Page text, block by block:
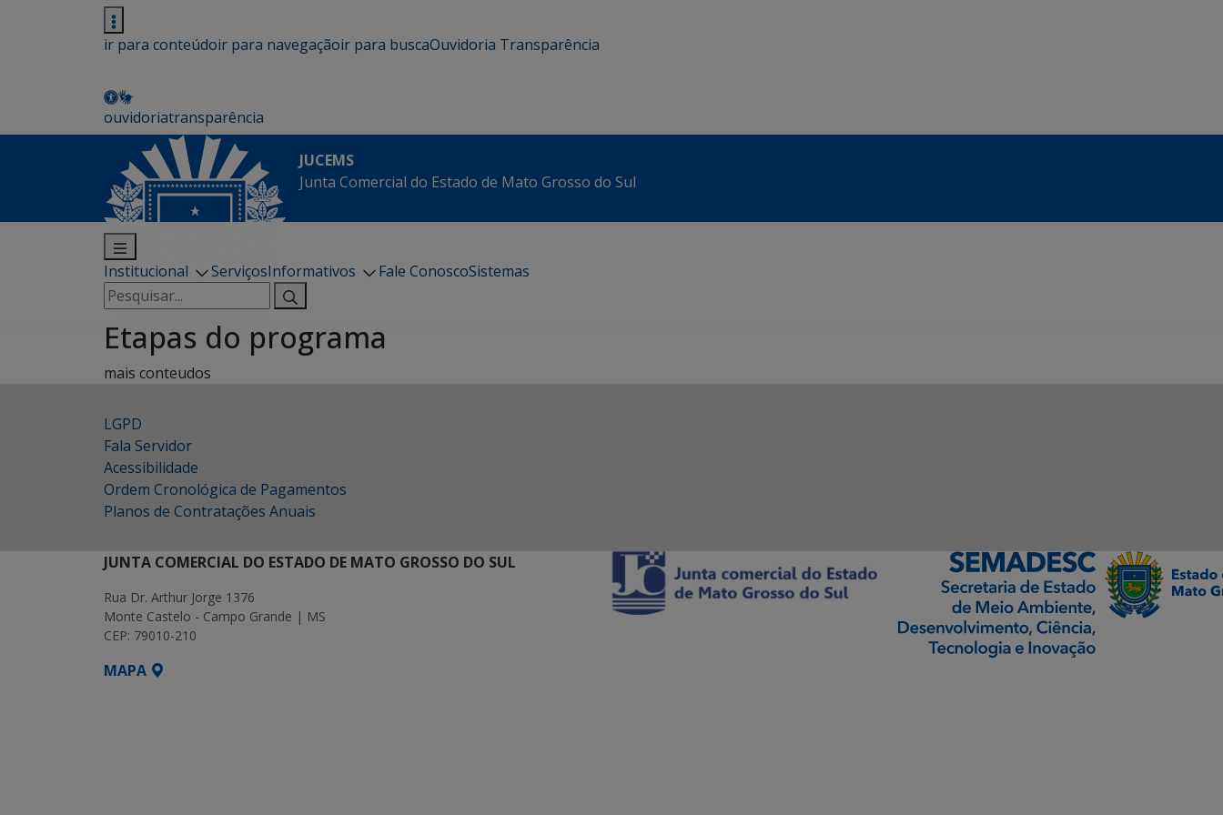
ir para conteúdoir para navegaçãoir para buscaOuvidoria Transparência
ouvidoriatransparência
JUCEMS
Junta Comercial do Estado de Mato Grosso do Sul
Institucional ServiçosInformativos Fale ConoscoSistemas
Pesquisar
por:
Etapas do programa
mais conteudos
LGPD
Fala Servidor
Acessibilidade
Ordem Cronológica de Pagamentos
Planos de Contratações Anuais
JUNTA COMERCIAL DO ESTADO DE MATO GROSSO DO SUL
Rua Dr. Arthur Jorge 1376
Monte Castelo - Campo Grande | MS
CEP: 79010-210
MAPA